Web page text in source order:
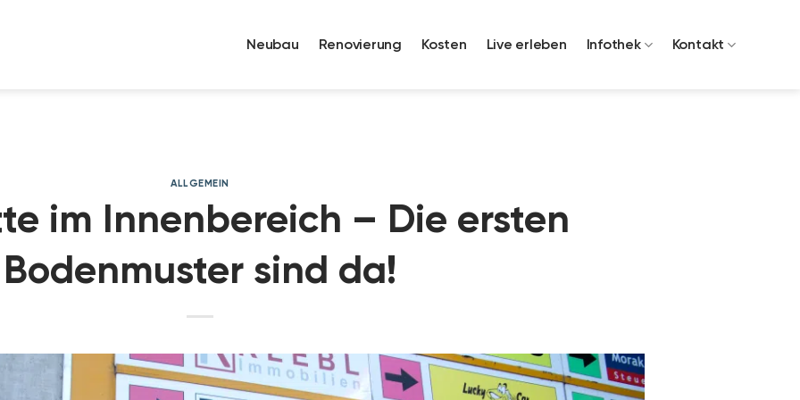
Neubau Renovierung Kosten Live erleben Infothek Kontakt
ALLGEMEIN
im Innenbereich – Die ersten
Bodenmuster sind da!